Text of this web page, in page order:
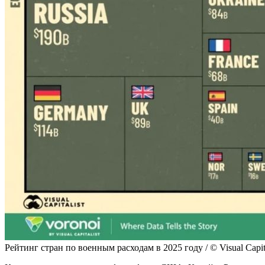
Рейтинг стран по военным расходам в 2025 году / © Visual